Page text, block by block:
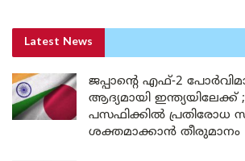
Latest News
ജപ്പാന്റെ എഫ്-2
ആദ്യമായി
പസഫിക്കിൽ
ശക്തമാക്കാൻ തീരുമാനം